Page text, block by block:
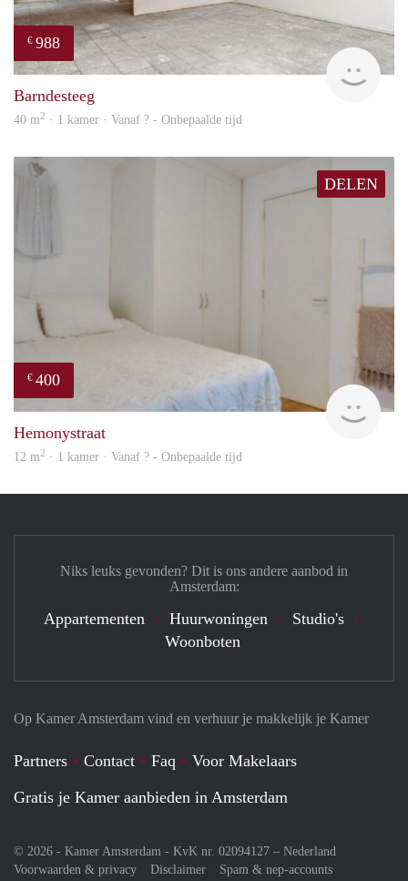
€ 988
Barndesteeg
40 m2 · 1 kamer · Vanaf ? - Onbepaalde tijd
DELEN
€ 400
rent
Hemonystraat
12 m2 · 1 kamer · Vanaf ? - Onbepaalde tijd
Op Kamer Amsterdam vind en verhuur je makkelijk je Kamer
Partners Contact Faq
Voor Makelaars
Gratis je Kamer aanbieden in Amsterdam
© 2026 - Kamer Amsterdam - KvK nr. 02094127 – Nederland
Voorwaarden & privacy
Disclaimer Spam & nep-accounts
Niks leuks gevonden? Dit is ons andere aanbod in
Amsterdam:
Appartementen Huurwoningen
Studio's
Woonboten